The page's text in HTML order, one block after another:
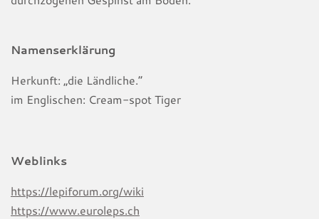
Namenserklärung
Herkunft: „die Ländliche.“
im Englischen: Cream-spot Tiger
Weblinks
https://lepiforum.org/wiki
https://www.euroleps.ch